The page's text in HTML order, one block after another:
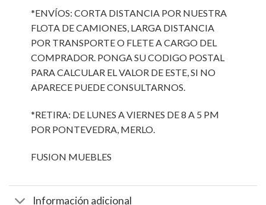
*ENVÍOS: CORTA DISTANCIA POR NUESTRA
FLOTA DE CAMIONES, LARGA DISTANCIA
POR TRANSPORTE O FLETE A CARGO DEL
COMPRADOR. PONGA SU CODIGO POSTAL
PARA CALCULAR EL VALOR DE ESTE, SI NO
APARECE PUEDE CONSULTARNOS.
*RETIRA: DE LUNES A VIERNES DE 8 A 5 PM
POR PONTEVEDRA, MERLO.
FUSION MUEBLES
Información adicional